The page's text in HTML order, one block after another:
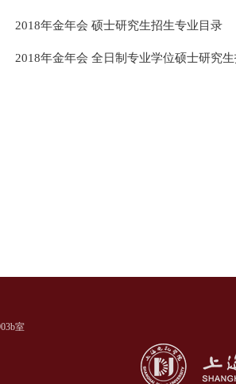
2018年金年会 硕士研究生招生专业目录
2018年金年会 全日制专业学位硕士研究
室